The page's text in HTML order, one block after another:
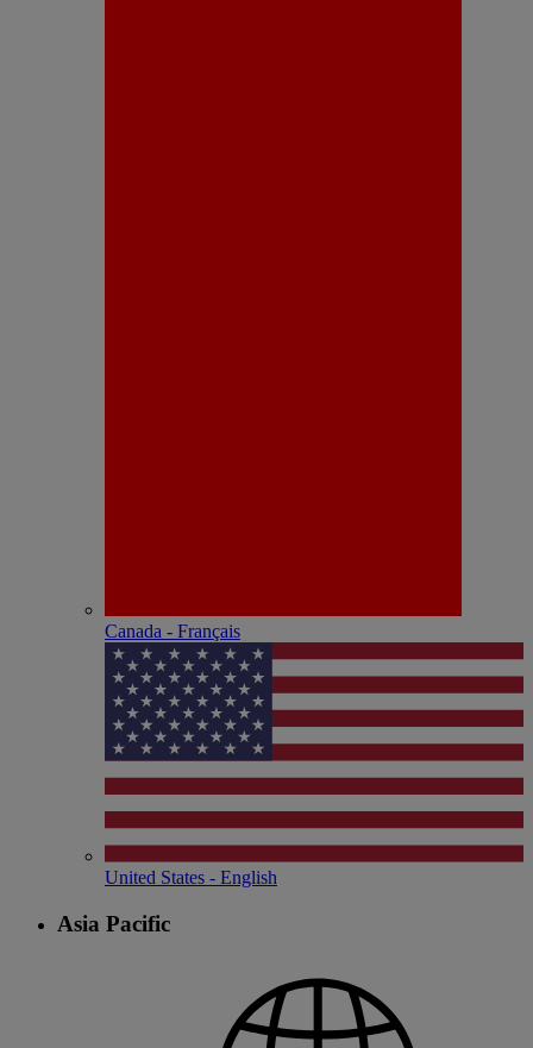
Canada - Français
United States - English
Asia Pacific